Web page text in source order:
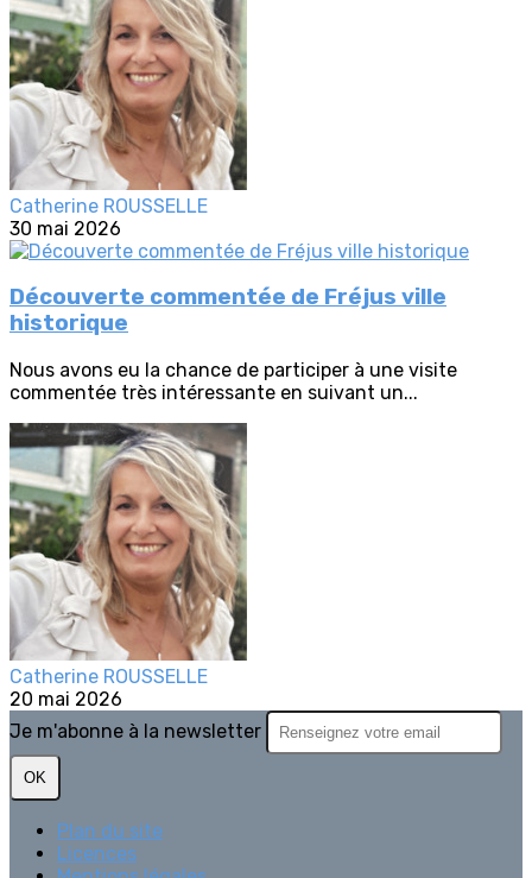
Catherine ROUSSELLE
30 mai 2026
Découverte commentée de Fréjus ville
historique
Nous avons eu la chance de participer à une visite
commentée très intéressante en suivant un...
Catherine ROUSSELLE
20 mai 2026
Je m'abonne à la newsletter
OK
Plan du site
Licences